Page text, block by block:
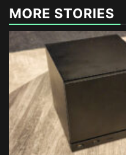
MORE STORIES